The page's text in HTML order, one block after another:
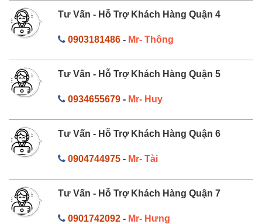
Tư Vấn - Hỗ Trợ Khách Hàng Quận 4
0903181486- Mr- Thông
Tư Vấn - Hỗ Trợ Khách Hàng Quận 5
0934655679- Mr- Huy
Tư Vấn - Hỗ Trợ Khách Hàng Quận 6
0904744975- Mr- Tài
Tư Vấn - Hỗ Trợ Khách Hàng Quận 7
0901742092- Mr- Hưng